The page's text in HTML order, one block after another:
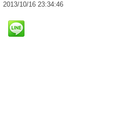
2013/10/16 23:34:46